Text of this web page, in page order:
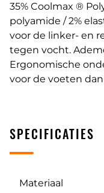
35% Coolmax ®
polyamide / 2%
voor de linker- en
tegen vocht.
Ergonomische
voor de voeten
SPECIFICATIES
Materiaal